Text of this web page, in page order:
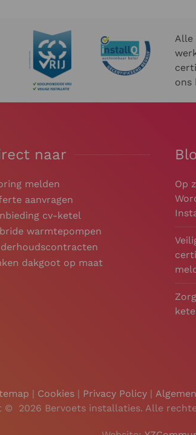
Alle
ons
naar
melden
aanvragen
cv-ketel
warmtepompen
dakgoot op maat
Op
Cookies Privacy Policy
©
2026 Bervoets installaties. Alle